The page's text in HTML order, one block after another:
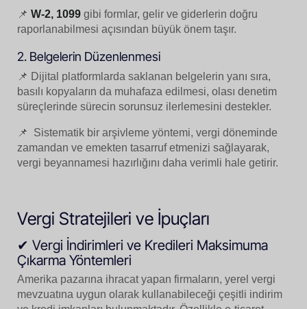
📌 W-2, 1099 gibi formlar, gelir ve giderlerin doğru
raporlanabilmesi açısından büyük önem taşır.
2. Belgelerin Düzenlenmesi
📌 Dijital platformlarda saklanan belgelerin yanı sıra,
basılı kopyaların da muhafaza edilmesi, olası denetim
süreçlerinde sürecin sorunsuz ilerlemesini destekler.
📌 Sistematik bir arşivleme yöntemi, vergi döneminde
zamandan ve emekten tasarruf etmenizi sağlayarak,
vergi beyannamesi hazırlığını daha verimli hale getirir.
Vergi Stratejileri ve İpuçları
✔ Vergi İndirimleri ve Kredileri Maksimuma
Çıkarma Yöntemleri
Amerika pazarına ihracat yapan firmaların, yerel vergi
mevzuatına uygun olarak kullanabileceği çeşitli indirim